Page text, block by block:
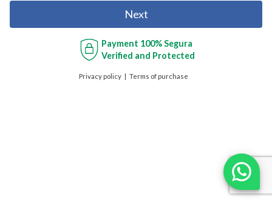
Next
Payment 100% Segura
Verified and Protected
Privacy policy Terms of purchase